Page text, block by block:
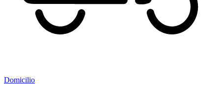
Domicilio